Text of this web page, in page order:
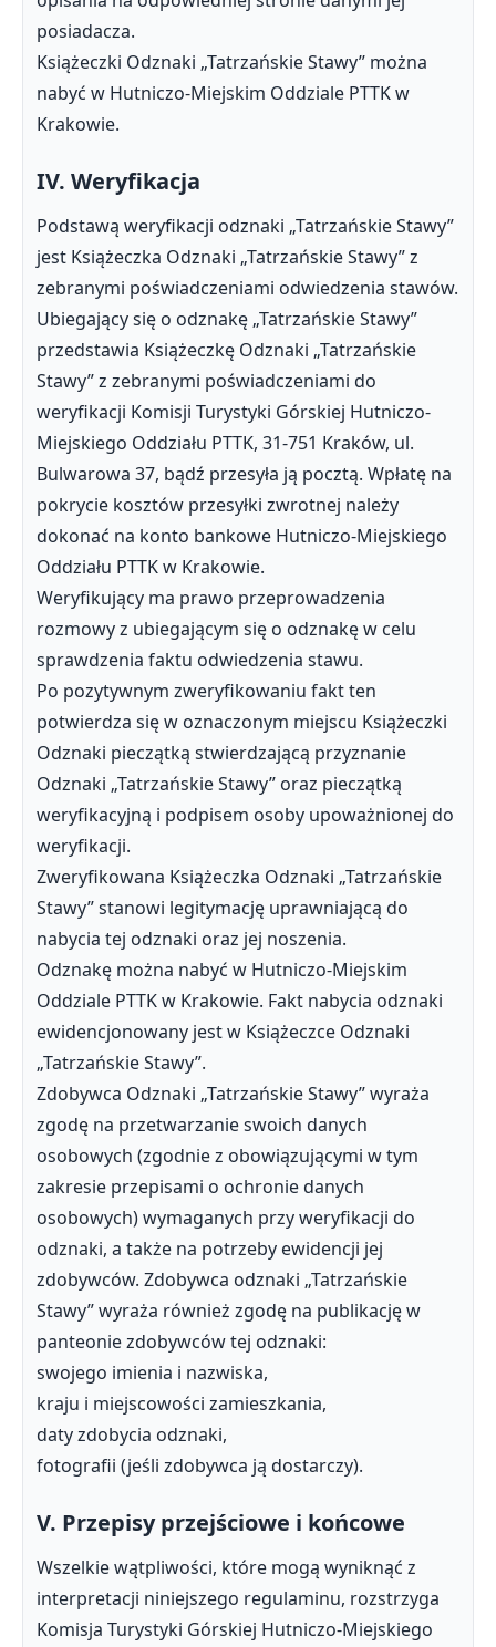
posiadacza.
Książeczki Odznaki „Tatrzańskie Stawy” można
nabyć w Hutniczo-Miejskim Oddziale PTTK w
Krakowie.
IV. Weryfikacja
Podstawą weryfikacji odznaki „Tatrzańskie Stawy”
jest Książeczka Odznaki „Tatrzańskie Stawy” z
zebranymi poświadczeniami odwiedzenia stawów.
Ubiegający się o odznakę „Tatrzańskie Stawy”
przedstawia Książeczkę Odznaki „Tatrzańskie
Stawy” z zebranymi poświadczeniami do
weryfikacji Komisji Turystyki Górskiej Hutniczo-
Miejskiego Oddziału PTTK, 31-751 Kraków, ul.
Bulwarowa 37, bądź przesyła ją pocztą. Wpłatę na
pokrycie kosztów przesyłki zwrotnej należy
dokonać na konto bankowe Hutniczo-Miejskiego
Oddziału PTTK w Krakowie.
Weryfikujący ma prawo przeprowadzenia
rozmowy z ubiegającym się o odznakę w celu
sprawdzenia faktu odwiedzenia stawu.
Po pozytywnym zweryfikowaniu fakt ten
potwierdza się w oznaczonym miejscu Książeczki
Odznaki pieczątką stwierdzającą przyznanie
Odznaki „Tatrzańskie Stawy” oraz pieczątką
weryfikacyjną i podpisem osoby upoważnionej do
weryfikacji.
Zweryfikowana Książeczka Odznaki „Tatrzańskie
Stawy” stanowi legitymację uprawniającą do
nabycia tej odznaki oraz jej noszenia.
Odznakę można nabyć w Hutniczo-Miejskim
Oddziale PTTK w Krakowie. Fakt nabycia odznaki
ewidencjonowany jest w Książeczce Odznaki
„Tatrzańskie Stawy”.
Zdobywca Odznaki „Tatrzańskie Stawy” wyraża
zgodę na przetwarzanie swoich danych
osobowych (zgodnie z obowiązującymi w tym
zakresie przepisami o ochronie danych
osobowych) wymaganych przy weryfikacji do
odznaki, a także na potrzeby ewidencji jej
zdobywców. Zdobywca odznaki „Tatrzańskie
Stawy” wyraża również zgodę na publikację w
panteonie zdobywców tej odznaki:
swojego imienia i nazwiska,
kraju i miejscowości zamieszkania,
daty zdobycia odznaki,
fotografii (jeśli zdobywca ją dostarczy).
V. Przepisy przejściowe i końcowe
Wszelkie wątpliwości, które mogą wyniknąć z
interpretacji niniejszego regulaminu, rozstrzyga
Komisja Turystyki Górskiej Hutniczo-Miejskiego